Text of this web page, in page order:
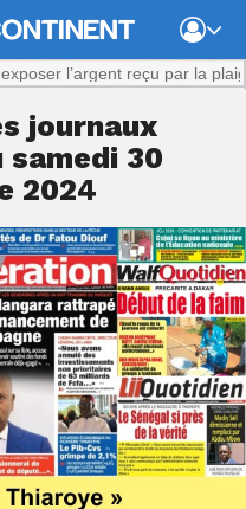
reçu par la plaignante ?
journaux
samedi 30
2024